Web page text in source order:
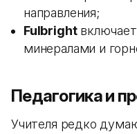
направления;
Fulbright
минералами и
Педагогика и
Учителя редко